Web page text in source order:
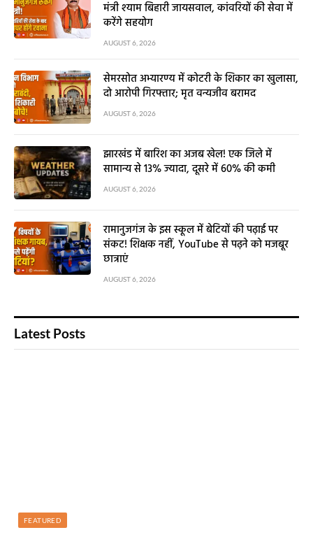
मंत्री श्याम बिहारी जायसवाल, कांवरियों की सेवा में
करेंगे सहयोग
AUGUST 6, 2026
सेमरसोत अभ्यारण्य में कोटरी के शिकार का खुलासा,
दो आरोपी गिरफ्तार; मृत वन्यजीव बरामद
AUGUST 6, 2026
झारखंड में बारिश का अजब खेल! एक जिले में
सामान्य से 13% ज्यादा, दूसरे में 60% की कमी
AUGUST 6, 2026
रामानुजगंज के इस स्कूल में बेटियों की पढ़ाई पर
संकट! शिक्षक नहीं, YouTube से पढ़ने को मजबूर
छात्राएं
AUGUST 6, 2026
Latest Posts
FEATURED